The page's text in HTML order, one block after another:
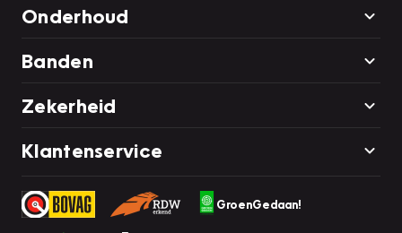
Onderhoud
Banden
Zekerheid
Klantenservice
GroenGedaan!